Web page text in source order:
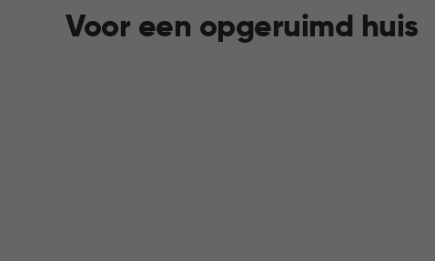
Voor een opgeruimd huis